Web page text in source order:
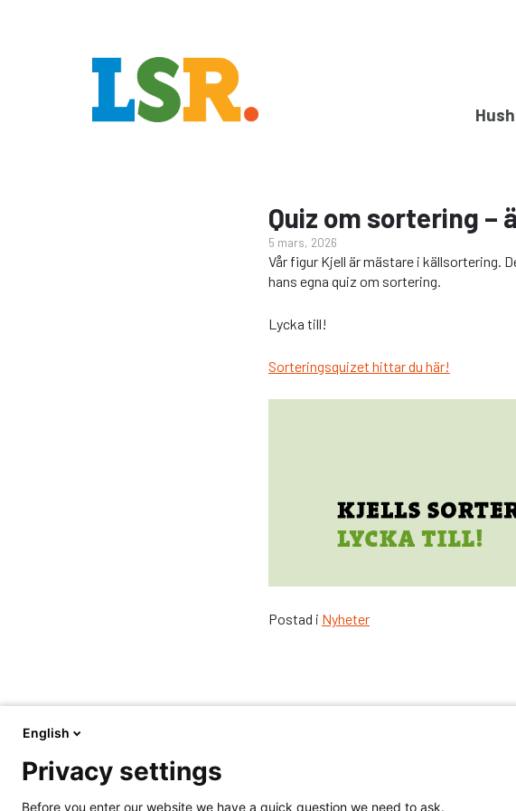
Quiz om sortering –
5 mars, 2026
Vår figur Kjell är mästare i källsortering.
hans egna quiz om sortering.
Lycka till!
Sorteringsquizet hittar du här!
Postad i Nyheter
LSR Landskrona – Svalövs
Renhållnings AB
0418-45 01 00
English
Privacy settings
Before you enter our website we have a quick question we need to ask.